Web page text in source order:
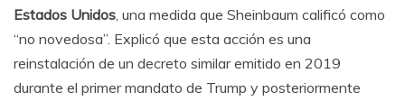
Estados Unidos , una medida que Sheinbaum calificó como
“no novedosa”. Explicó que esta acción es una
reinstalación de un decreto similar emitido en 2019
durante el primer mandato de Trump y posteriormente